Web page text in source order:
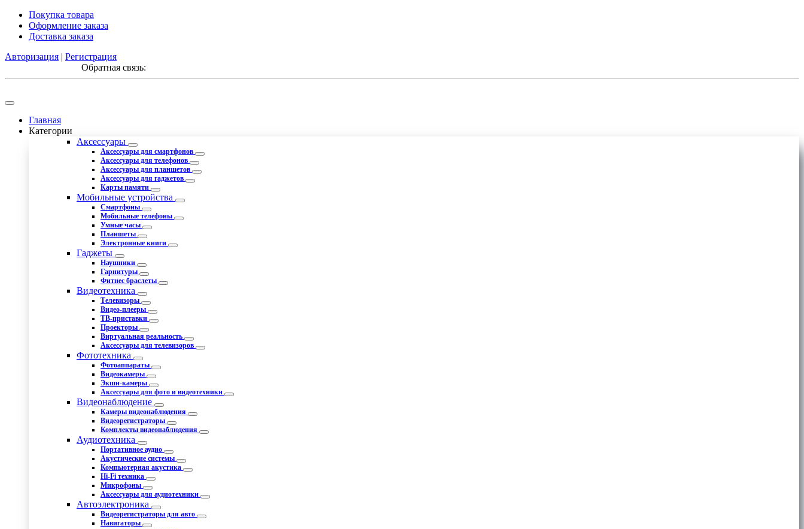
Покупка товара
Оформление заказа
Доставка заказа
Авторизация | Регистрация
Обратная связь:
Главная
Категории
Аксессуары
Аксессуары для смартфонов
Аксессуары для телефонов
Аксессуары для планшетов
Аксессуары для гаджетов
Карты памяти
Мобильные устройства
Смартфоны
Мобильные телефоны
Умные часы
Планшеты
Электронные книги
Гаджеты
Наушники
Гарнитуры
Фитнес браслеты
Видеотехника
Телевизоры
Видео-плееры
ТВ-приставки
Проекторы
Виртуальная реальность
Аксессуары для телевизоров
Фототехника
Фотоаппараты
Видеокамеры
Экшн-камеры
Аксессуары для фото и видеотехники
Видеонаблюдение
Камеры видеонаблюдения
Видеорегистраторы
Комплекты видеонаблюдения
Аудиотехника
Портативное аудио
Акустические системы
Компьютерная акустика
Hi-Fi техника
Микрофоны
Аксессуары для аудиотехники
Автоэлектроника
Видеорегистраторы для авто
Навигаторы